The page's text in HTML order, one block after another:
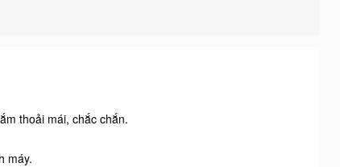
thoải mái, chắc chắn.
máy.